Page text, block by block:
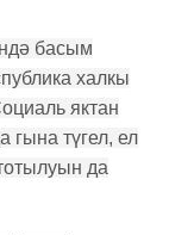
басым
халкы
яктан
гына түгел, ел
да